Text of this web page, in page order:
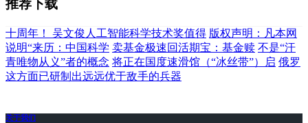
推荐下载
十周年！ 吴文俊人工智能科学技术奖值得 版权声明：凡本网
说明“来历：中国科学 卖基金极速回活期宝：基金赎 不是“汗
青唯物从义”者的概念 将正在国度速滑馆（“冰丝带”）启 俄罗
这方面已研制出远远优于敌手的兵器
关于我们